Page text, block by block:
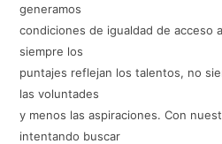
generamos
condiciones de igualdad de acceso
siempre los
puntajes reflejan los talentos, no
las voluntades
y menos las aspiraciones. Con
intentando buscar